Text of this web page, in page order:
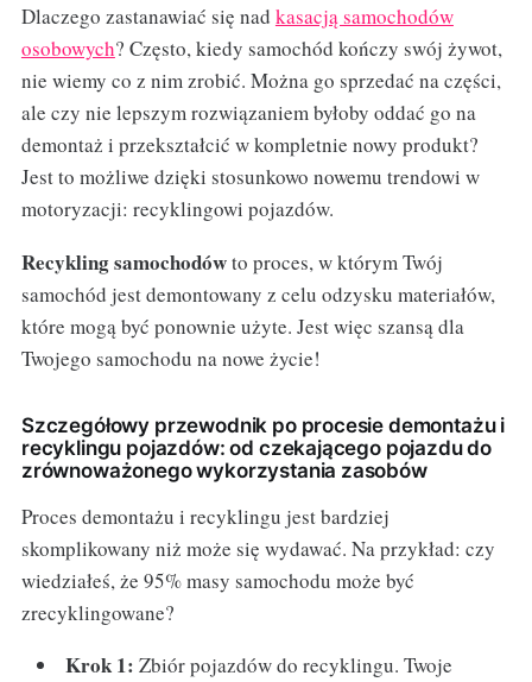
Dlaczego zastanawiać się nad kasacją samochodów
osobowych? Często, kiedy samochód kończy swój żywot,
nie wiemy co z nim zrobić. Można go sprzedać na części,
ale czy nie lepszym rozwiązaniem byłoby oddać go na
demontaż i przekształcić w kompletnie nowy produkt?
Jest to możliwe dzięki stosunkowo nowemu trendowi w
motoryzacji: recyklingowi pojazdów.
Recykling samochodówto proces, w którym Twój
samochód jest demontowany z celu odzysku materiałów,
które mogą być ponownie użyte. Jest więc szansą dla
Twojego samochodu na nowe życie!
Szczegółowy przewodnik po procesie demontażu i
recyklingu pojazdów: od czekającego pojazdu do
zrównoważonego wykorzystania zasobów
Proces demontażu i recyklingu jest bardziej
skomplikowany niż może się wydawać. Na przykład: czy
wiedziałeś, że 95% masy samochodu może być
zrecyklingowane?
Krok 1: Zbiór pojazdów do recyklingu. Twoje